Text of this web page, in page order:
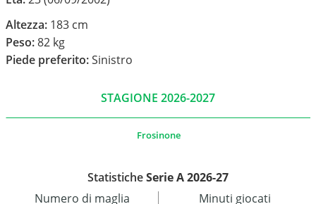
Altezza: 183 cm
Peso:82 kg
Piede preferito:Sinistro
STAGIONE 2026-2027
Frosinone
StatisticheSerie A 2026-27
Numero di maglia Minuti giocati